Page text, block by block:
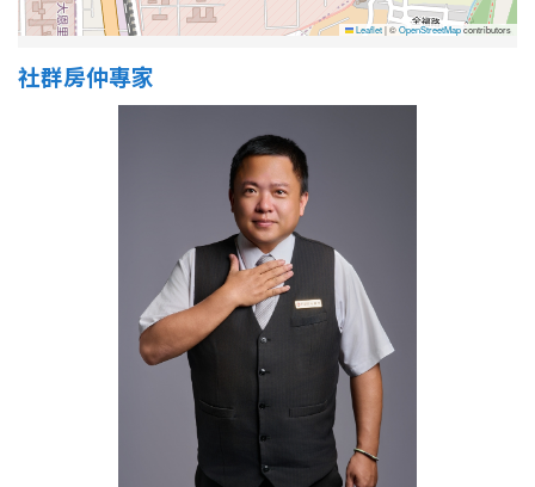
不拘
5 年以下
Leaflet|©OpenStreetMapcontributors
社群房仲專家